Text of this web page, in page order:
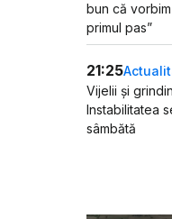
bun că
primul pas”
21:25
Vijelii și
Instabilitatea
sâmbătă